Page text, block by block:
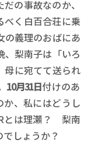
の事故なのか、
く白百合荘に乗
の義理のおばにあ
、梨南子は「いろ
母に宛てて送られ
10月31日付けのあ
か、私にはどうし
とは理瀬？ 梨南
しょうか？